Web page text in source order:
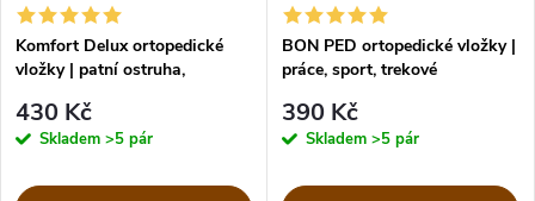
Komfort Delux ortopedické
vložky | patní ostruha,
430 Kč
Skladem >5 pár
BON PED ortopedické vložky |
práce, sport, trekové
390 Kč
Skladem >5 pár